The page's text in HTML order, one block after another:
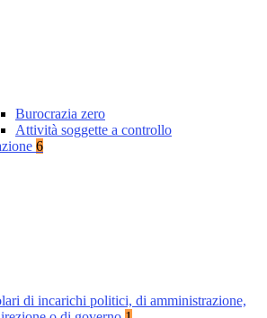
Burocrazia zero
Attività soggette a controllo
6
di incarichi politici, di amministrazione,